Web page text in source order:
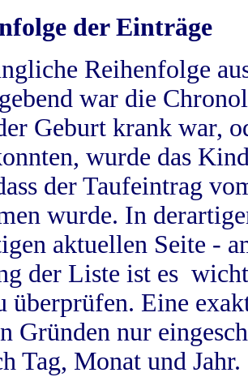
der Einträge
Reihenfolge
war die
Geburt krank war,
wurde das
der Taufeintrag
wurde. In
aktuellen Seite -
der Liste ist es
überprüfen. Eine
Gründen nur
Tag, Monat und Jahr.